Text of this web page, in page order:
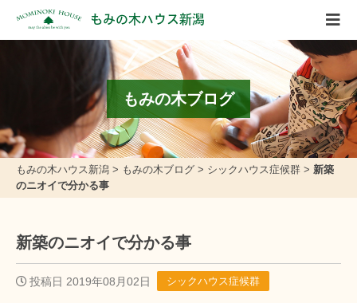
もみの木ハウス新潟
もみの木ブログ
もみの木ハウス新潟 > もみの木ブログ > シックハウス症候群 > 新築
のニオイで分かる事
新築のニオイで分かる事
投稿日 2019年08月02日 シックハウス症候群